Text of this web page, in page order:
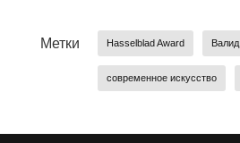
Метки Hasselblad Award
современное искусство